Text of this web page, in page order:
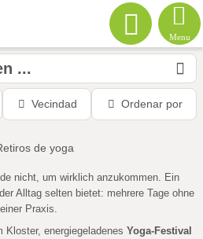
Menu
...
Vecindad Ordenar por
de yoga
nicht, um wirklich anzukommen. Ein
Alltag selten bietet: mehrere Tage ohne
Praxis.
Kloster, energiegeladenes Yoga-Festival